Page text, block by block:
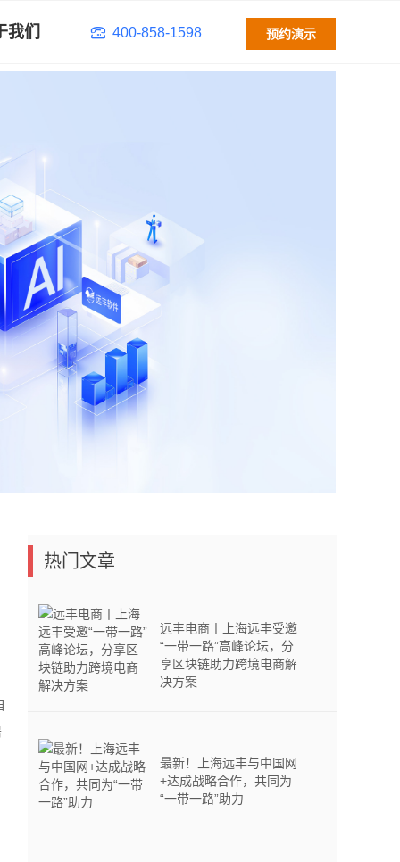
预约演示
400-858-1598
我们
热门文章
远丰电商丨上海远丰受邀
“一带一路”高峰论坛，分
享区块链助力跨境电商解
决方案
最新！上海远丰与中国网
+达成战略合作，共同为
“一带一路”助力